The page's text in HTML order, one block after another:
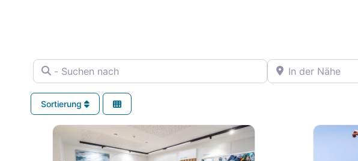
- Suchen nach In der Nähe
Sortierung